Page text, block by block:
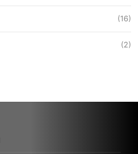
(16)
(2)